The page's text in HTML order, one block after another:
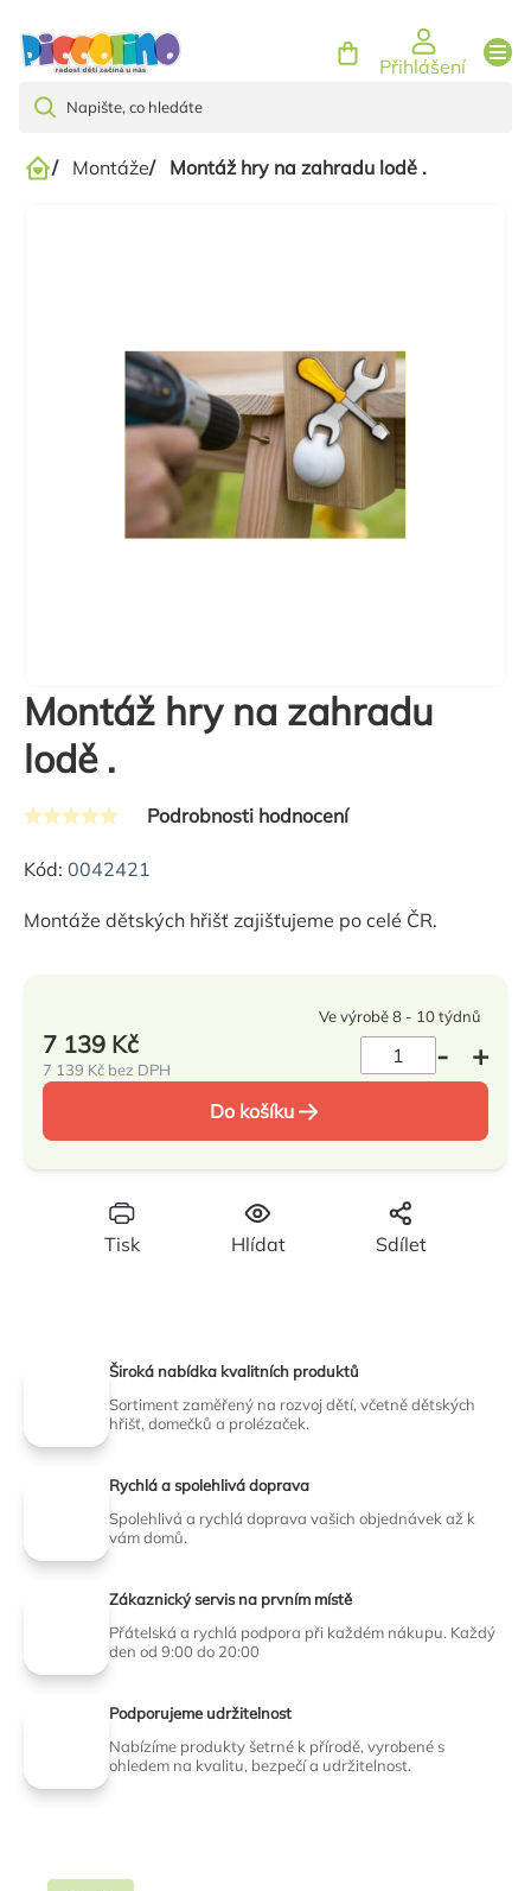
Přihlášení
Domů
/ Montáže/ Montáž hry na zahradu lodě .
Montáž hry na zahradu
lodě .
Průměrné
hodnocení
je
hvězdiček.
Podrobnosti hodnocení
Kód: 0042421
Montáže dětských hřišť zajišťujeme po celé ČR.
Tisk Hlídat Sdílet
Ve výrobě 8 - 10 týdnů
7 139 Kč
7 139 Kč bez DPH
Měrná
cena:
Do košíku
Široká nabídka kvalitních produktů
Sortiment zaměřený na rozvoj dětí, včetně dětských
hřišť, domečků a prolézaček.
Rychlá a spolehlivá doprava
Spolehlivá a rychlá doprava vašich objednávek až k
vám domů.
Zákaznický servis na prvním místě
Přátelská a rychlá podpora při každém nákupu. Každý
den od 9:00 do 20:00
Podporujeme udržitelnost
Nabízíme produkty šetrné k přírodě, vyrobené s
ohledem na kvalitu, bezpečí a udržitelnost.